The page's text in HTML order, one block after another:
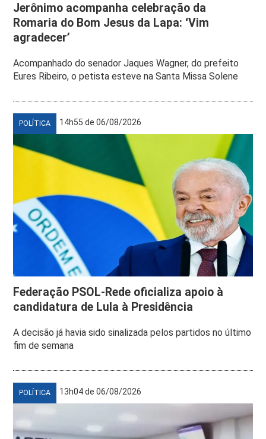
Jerônimo acompanha celebração da
Romaria do Bom Jesus da Lapa: ‘Vim
agradecer’
Acompanhado do senador Jaques Wagner, do prefeito
Eures Ribeiro, o petista esteve na Santa Missa Solene
POLÍTICA 14h55 de 06/08/2026
Federação PSOL-Rede oficializa apoio à
candidatura de Lula à Presidência
A decisão já havia sido sinalizada pelos partidos no último
fim de semana
POLÍTICA 13h04 de 06/08/2026